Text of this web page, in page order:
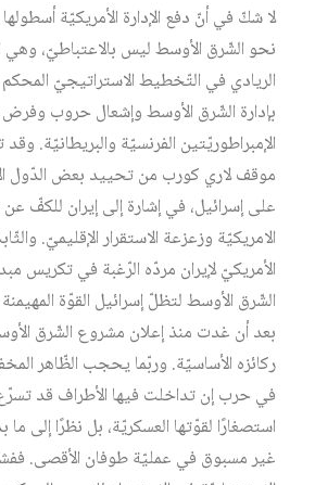
لا شكّ في أنّ دفع الإدارة الأمريكيّة
نحو الشّرق الأوسط ليس بالاعتباطيّ، وهي
الريادي في التّخطيط الاستراتيجيّ المحكم
بإدارة الشّرق الأوسط وإشعال حروب
الإمبراطوريّتين الفرنسيّة والبريطانيّة.
موقف لاري كورب من تحييد بعض الدّول
على إسرائيل، في إشارة إلى إيران للكفّ
الامريكيّة وزعزعة الاستقرار الإقليميّ.
الأمريكيّ لإيران مردّه الرّغبة في تكريس
الشّرق الأوسط لتظلّ إسرائيل القوّة
بعد أن غدت منذ إعلان مشروع الشّرق
ركائزه الأساسيّة. وربّما يحجب الظّاهر
في حرب إن تداخلت فيها الأطراف قد تسرّع
استصغارًا لقوّتها العسكريّة، بل نظرًا إلى
غير مسبوق في عمليّة طوفان الأقصى.